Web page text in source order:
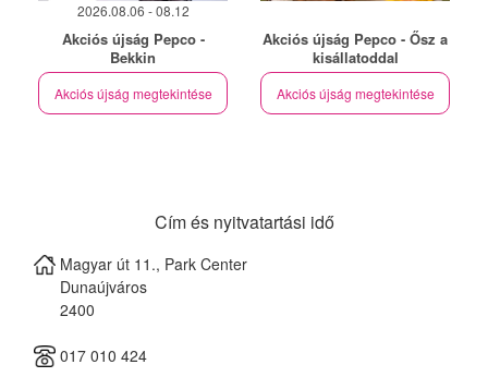
2026.08.06 - 08.12
Akciós újság Pepco -
Bekkin
Akciós újság megtekintése
Akciós újság Pepco - Ősz a
kisállatoddal
Akciós újság megtekintése
Cím és nyitvatartási idő
Magyar út 11., Park Center
Dunaújváros
2400
017 010 424